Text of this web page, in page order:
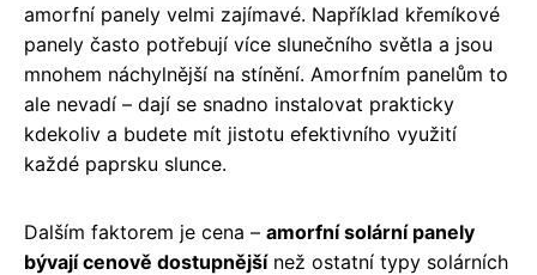
amorfní panely velmi zajímavé. Například křemíkové
panely často potřebují více slunečního světla a jsou
mnohem náchylnější na stínění. Amorfním panelům to
ale nevadí – dají se snadno instalovat prakticky
kdekoliv a budete mít jistotu efektivního využití
každé paprsku slunce.
Dalším faktorem je cena – amorfní solární panely
bývají cenově dostupnějšínež ostatní typy solárních